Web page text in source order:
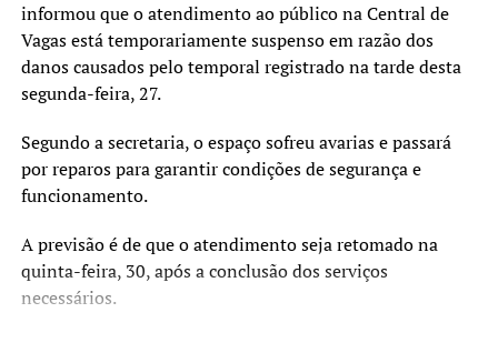
Com a assinatura do termo, Nova Santa Rita formalizou a
adesão ao programa.
O vice-prefeito Rodrigo Busato destacou que a obra deve
contribuir para as atividades desenvolvidas na escola.
“Essa intervenção vai muito
além da infraestrutura.
Estamos criando um
ambiente mais acolhedor,
acessível e adequado para o
desenvolvimento das
informou que o atendimento ao público na Central de
Vagas está temporariamente suspenso em razão dos
danos causados pelo temporal registrado na tarde desta
segunda-feira, 27.
Segundo a secretaria, o espaço sofreu avarias e passará
por reparos para garantir condições de segurança e
funcionamento.
A previsão é de que o atendimento seja retomado na
quinta-feira, 30, após a conclusão dos serviços
necessários.